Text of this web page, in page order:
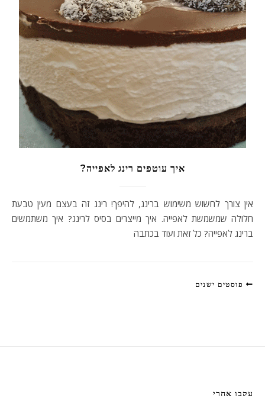
איך עוטפים רינג לאפייה?
אין צורך לחשוש משימוש ברינג, להיפך! רינג זה בעצם מעין טבעת
חלולה שמשמשת לאפייה. איך מייצרים בסיס לרינג? איך משתמשים
ברינג לאפייה? כל זאת ועוד בכתבה
פוסטים ישנים
עקבו אחרי